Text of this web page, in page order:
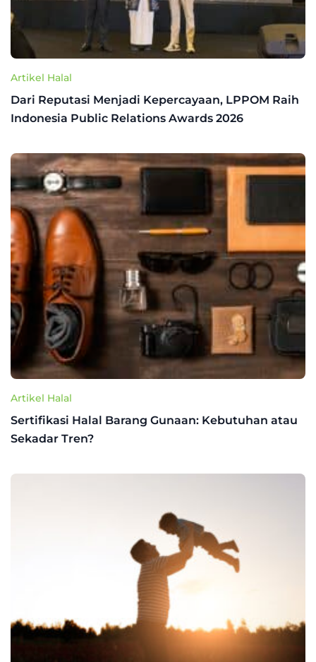
Artikel Halal
Dari Reputasi Menjadi Kepercayaan, LPPOM Raih
Indonesia Public Relations Awards 2026
Artikel Halal
Sertifikasi Halal Barang Gunaan: Kebutuhan atau
Sekadar Tren?